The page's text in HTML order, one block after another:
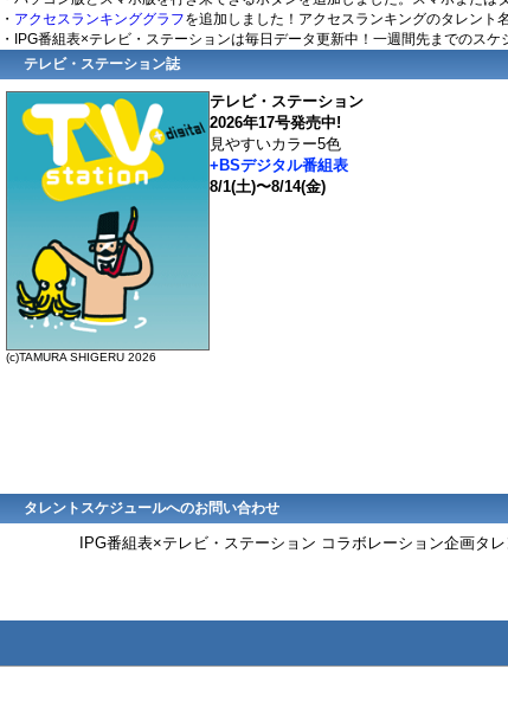
・ アクセスランキンググラフを追加しました！アクセスランキングのタレント
・IPG番組表×テレビ・ステーションは毎日データ更新中！一週間先までのスケ
テレビ・ステーション誌
(c)TAMURA SHIGERU 2026
テレビ・ステーション
2026年17号発売中!
見やすいカラー5色
+BSデジタル番組表
8/1(土)〜8/14(金)
タレントスケジュールへのお問い合わせ
IPG番組表×テレビ・ステーション コラボレーション企画タ